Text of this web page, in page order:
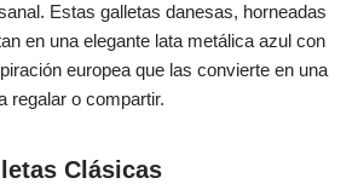
Estas galletas danesas, horneadas
en una elegante lata metálica azul con
europea que las convierte en una
regalar o compartir.
Clásicas